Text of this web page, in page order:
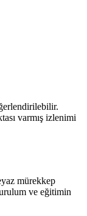
varmış izlenimi
mürekkep
ve eğitimin